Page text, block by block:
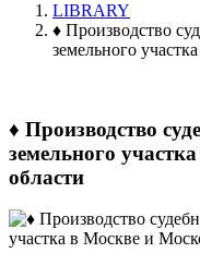
LIBRARY
♦️ Производство
земельного
♦️ Производство
земельного
области